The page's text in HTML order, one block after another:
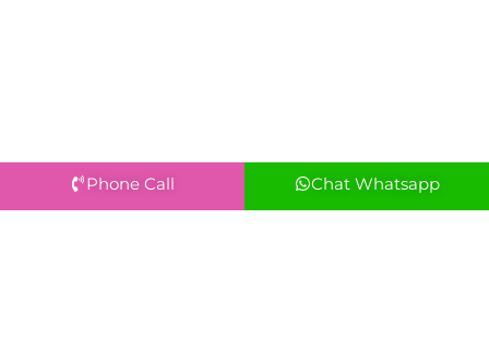
Phone Call Chat Whatsapp